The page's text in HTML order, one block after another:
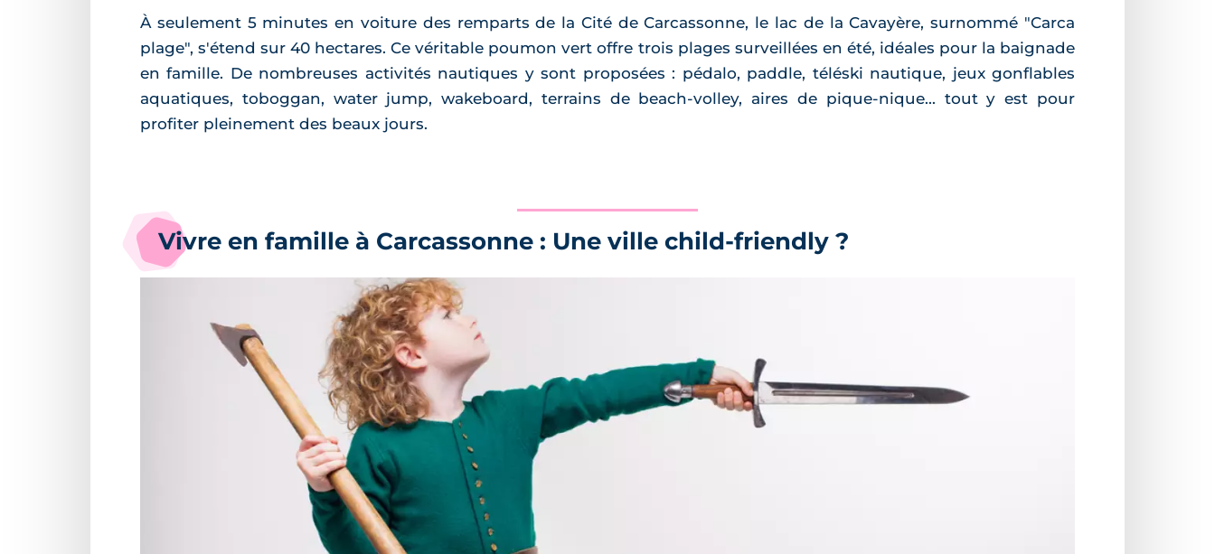
À seulement 5 minutes en voiture des remparts de la Cité de Carcassonne, le lac de la Cavayère, surnommé "Carca
plage", s'étend sur 40 hectares. Ce véritable poumon vert offre trois plages surveillées en été, idéales pour la baignade
en famille. De nombreuses activités nautiques y sont proposées : pédalo, paddle, téléski nautique, jeux gonflables
aquatiques, toboggan, water jump, wakeboard, terrains de beach-volley, aires de pique-nique... tout y est pour
profiter pleinement des beaux jours.
Vivre en famille à Carcassonne : Une ville child-friendly ?